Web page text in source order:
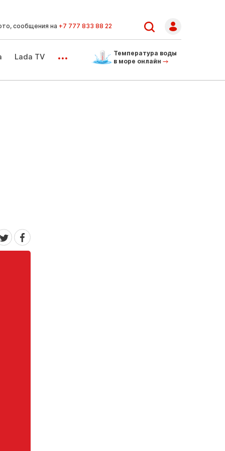
сообщения на +7 777 833 88 22
Lada TV ...
Температура воды
в море онлайн